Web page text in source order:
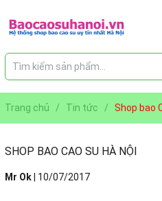
Trang chủ / Tin tức / Shop bao
SHOP BAO CAO SU HÀ NỘI
Mr Ok 10/07/2017